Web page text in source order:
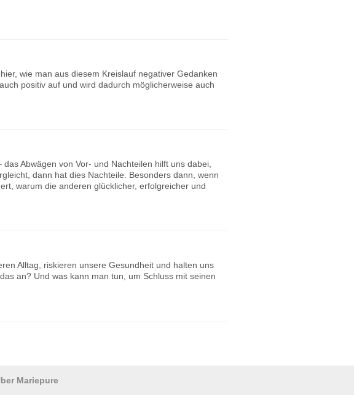
wie man aus diesem Kreislauf negativer Gedanken
positiv auf und wird dadurch möglicherweise auch
Abwägen von Vor- und Nachteilen hilft uns dabei,
dann hat dies Nachteile. Besonders dann, wenn
warum die anderen glücklicher, erfolgreicher und
Alltag, riskieren unsere Gesundheit und halten uns
an? Und was kann man tun, um Schluss mit seinen
Mariepure